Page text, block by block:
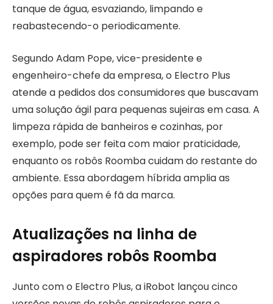
tanque de água, esvaziando, limpando e
reabastecendo-o periodicamente.
Segundo Adam Pope, vice-presidente e
engenheiro-chefe da empresa, o Electro Plus
atende a pedidos dos consumidores que buscavam
uma solução ágil para pequenas sujeiras em casa. A
limpeza rápida de banheiros e cozinhas, por
exemplo, pode ser feita com maior praticidade,
enquanto os robôs Roomba cuidam do restante do
ambiente. Essa abordagem híbrida amplia as
opções para quem é fã da marca.
Atualizações na linha de
aspiradores robôs Roomba
Junto com o Electro Plus, a iRobot lançou cinco